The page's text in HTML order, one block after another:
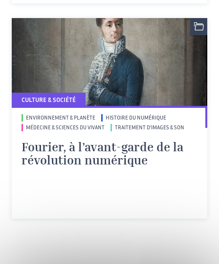
CULTURE & SOCIÉTÉ
ENVIRONNEMENT & PLANÈTE HISTOIRE DU NUMÉRIQUE
MÉDECINE & SCIENCES DU VIVANT TRAITEMENT D’IMAGES & SON
Fourier, à l’avant-garde de la
révolution numérique